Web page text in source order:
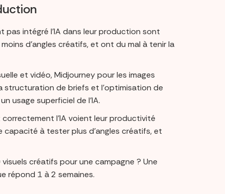
pas intégré l’IA dans leur production sont
d’angles créatifs, et ont du mal à tenir la
et vidéo, Midjourney pour les images
structuration de briefs et l’optimisation de
usage superficiel de l’IA.
l’IA voient leur productivité
à tester plus d’angles créatifs, et
créatifs pour une campagne ? Une
répond 1 à 2 semaines.